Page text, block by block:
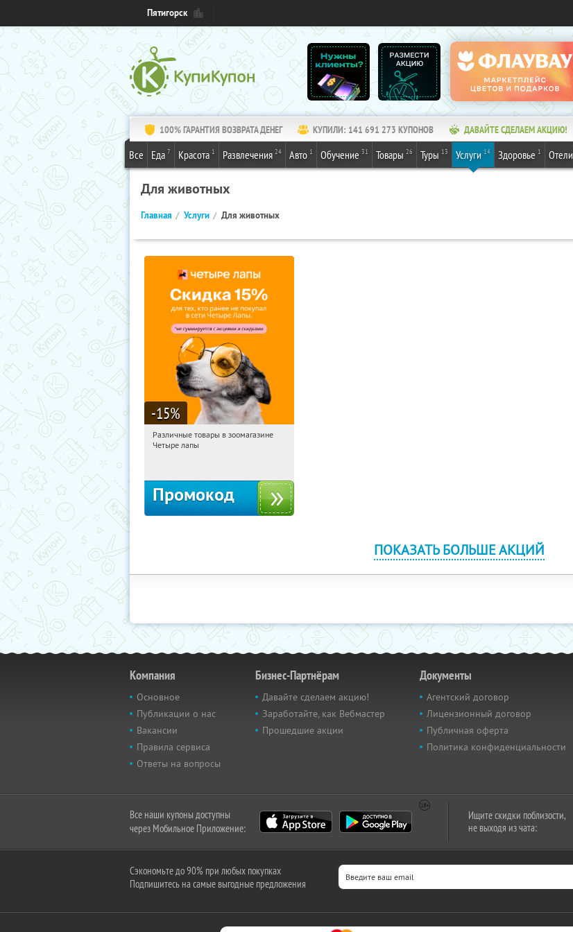
Пятигорск
100% ГАРАНТИЯ ВОЗВРАТА ДЕНЕГ КУПИЛИ: 141 691 273 КУПОНОВ ДАВАЙТЕ СДЕЛАЕМ АКЦИЮ!
Все Еда 7 Красота 1 Развлечения 24 Авто 1 Обучение 31 Товары 26 Туры 13 Услуги 14 Здоровье 1 Отели
Для животных
Главная Услуги Для животных
-15%
16:48:19
Получи первым!
Различные товары в зоомагазине
Четыре лапы
Промокод
ПОКАЗАТЬ БОЛЬШЕ АКЦИЙ
Компания
Основное
Публикации о нас
Вакансии
Правила сервиса
Ответы на вопросы
Бизнес-Партнёрам
Давайте сделаем акцию!
Заработайте, как Вебмастер
Прошедшие акции
Документы
Агентский договор
Лицензионный договор
Публичная оферта
Политика конфиденциальности
Все наши купоны доступны
через Мобильное Приложение:
Ищите скидки поблизости,
не выходя из чата:
Сэкономьте до 90% при любых покупках
Подпишитесь на самые выгодные предложения